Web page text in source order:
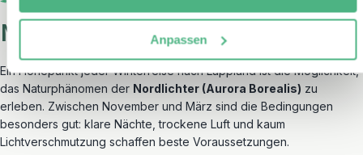
Anpassen
Nordlichter beobachten
Ein Höhepunkt jeder Winterreise nach Lappland ist die Möglichkeit,
das Naturphänomen der Nordlichter (Aurora Borealis) zu
erleben. Zwischen November und März sind die Bedingungen
besonders gut: klare Nächte, trockene Luft und kaum
Lichtverschmutzung schaffen beste Voraussetzungen.